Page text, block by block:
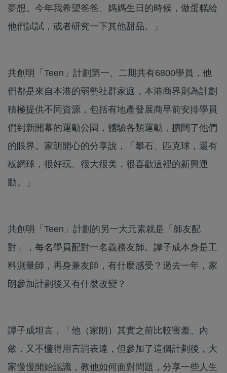
夢想。今年我希望爸爸、媽媽生日的時候，做蛋糕給
他們試試，或者研究一下其他甜品。」
共創明「Teen」計劃第一、二期共有6800學員，他
們都是來自本港的弱勢社群家庭，本港商界則為計劃
積極提供不同資源，包括有地產發展商早前安排學員
們到新開幕的運動公園，體驗各類運動，擴闊了他們
的眼界。家朗開心的分享說，「攀石、匹克球，還有
板網球，很好玩、很大很美，很喜歡這裡的新興運
動。」
共創明「Teen」計劃的另一大元素就是「師友配
對」，每名學員配對一名義務友師。譚子成本身是工
料測量師，再身兼友師，有什麼感受？過去一年，家
朗參加計劃後又有什麼改變？
譚子成坦言，「他（家朗）其實之前比較害羞、內
斂，又不懂得用言詞表達，但參加了這個計劃後，大
家慢慢開始認識，教他如何面對問題，分享一些人生